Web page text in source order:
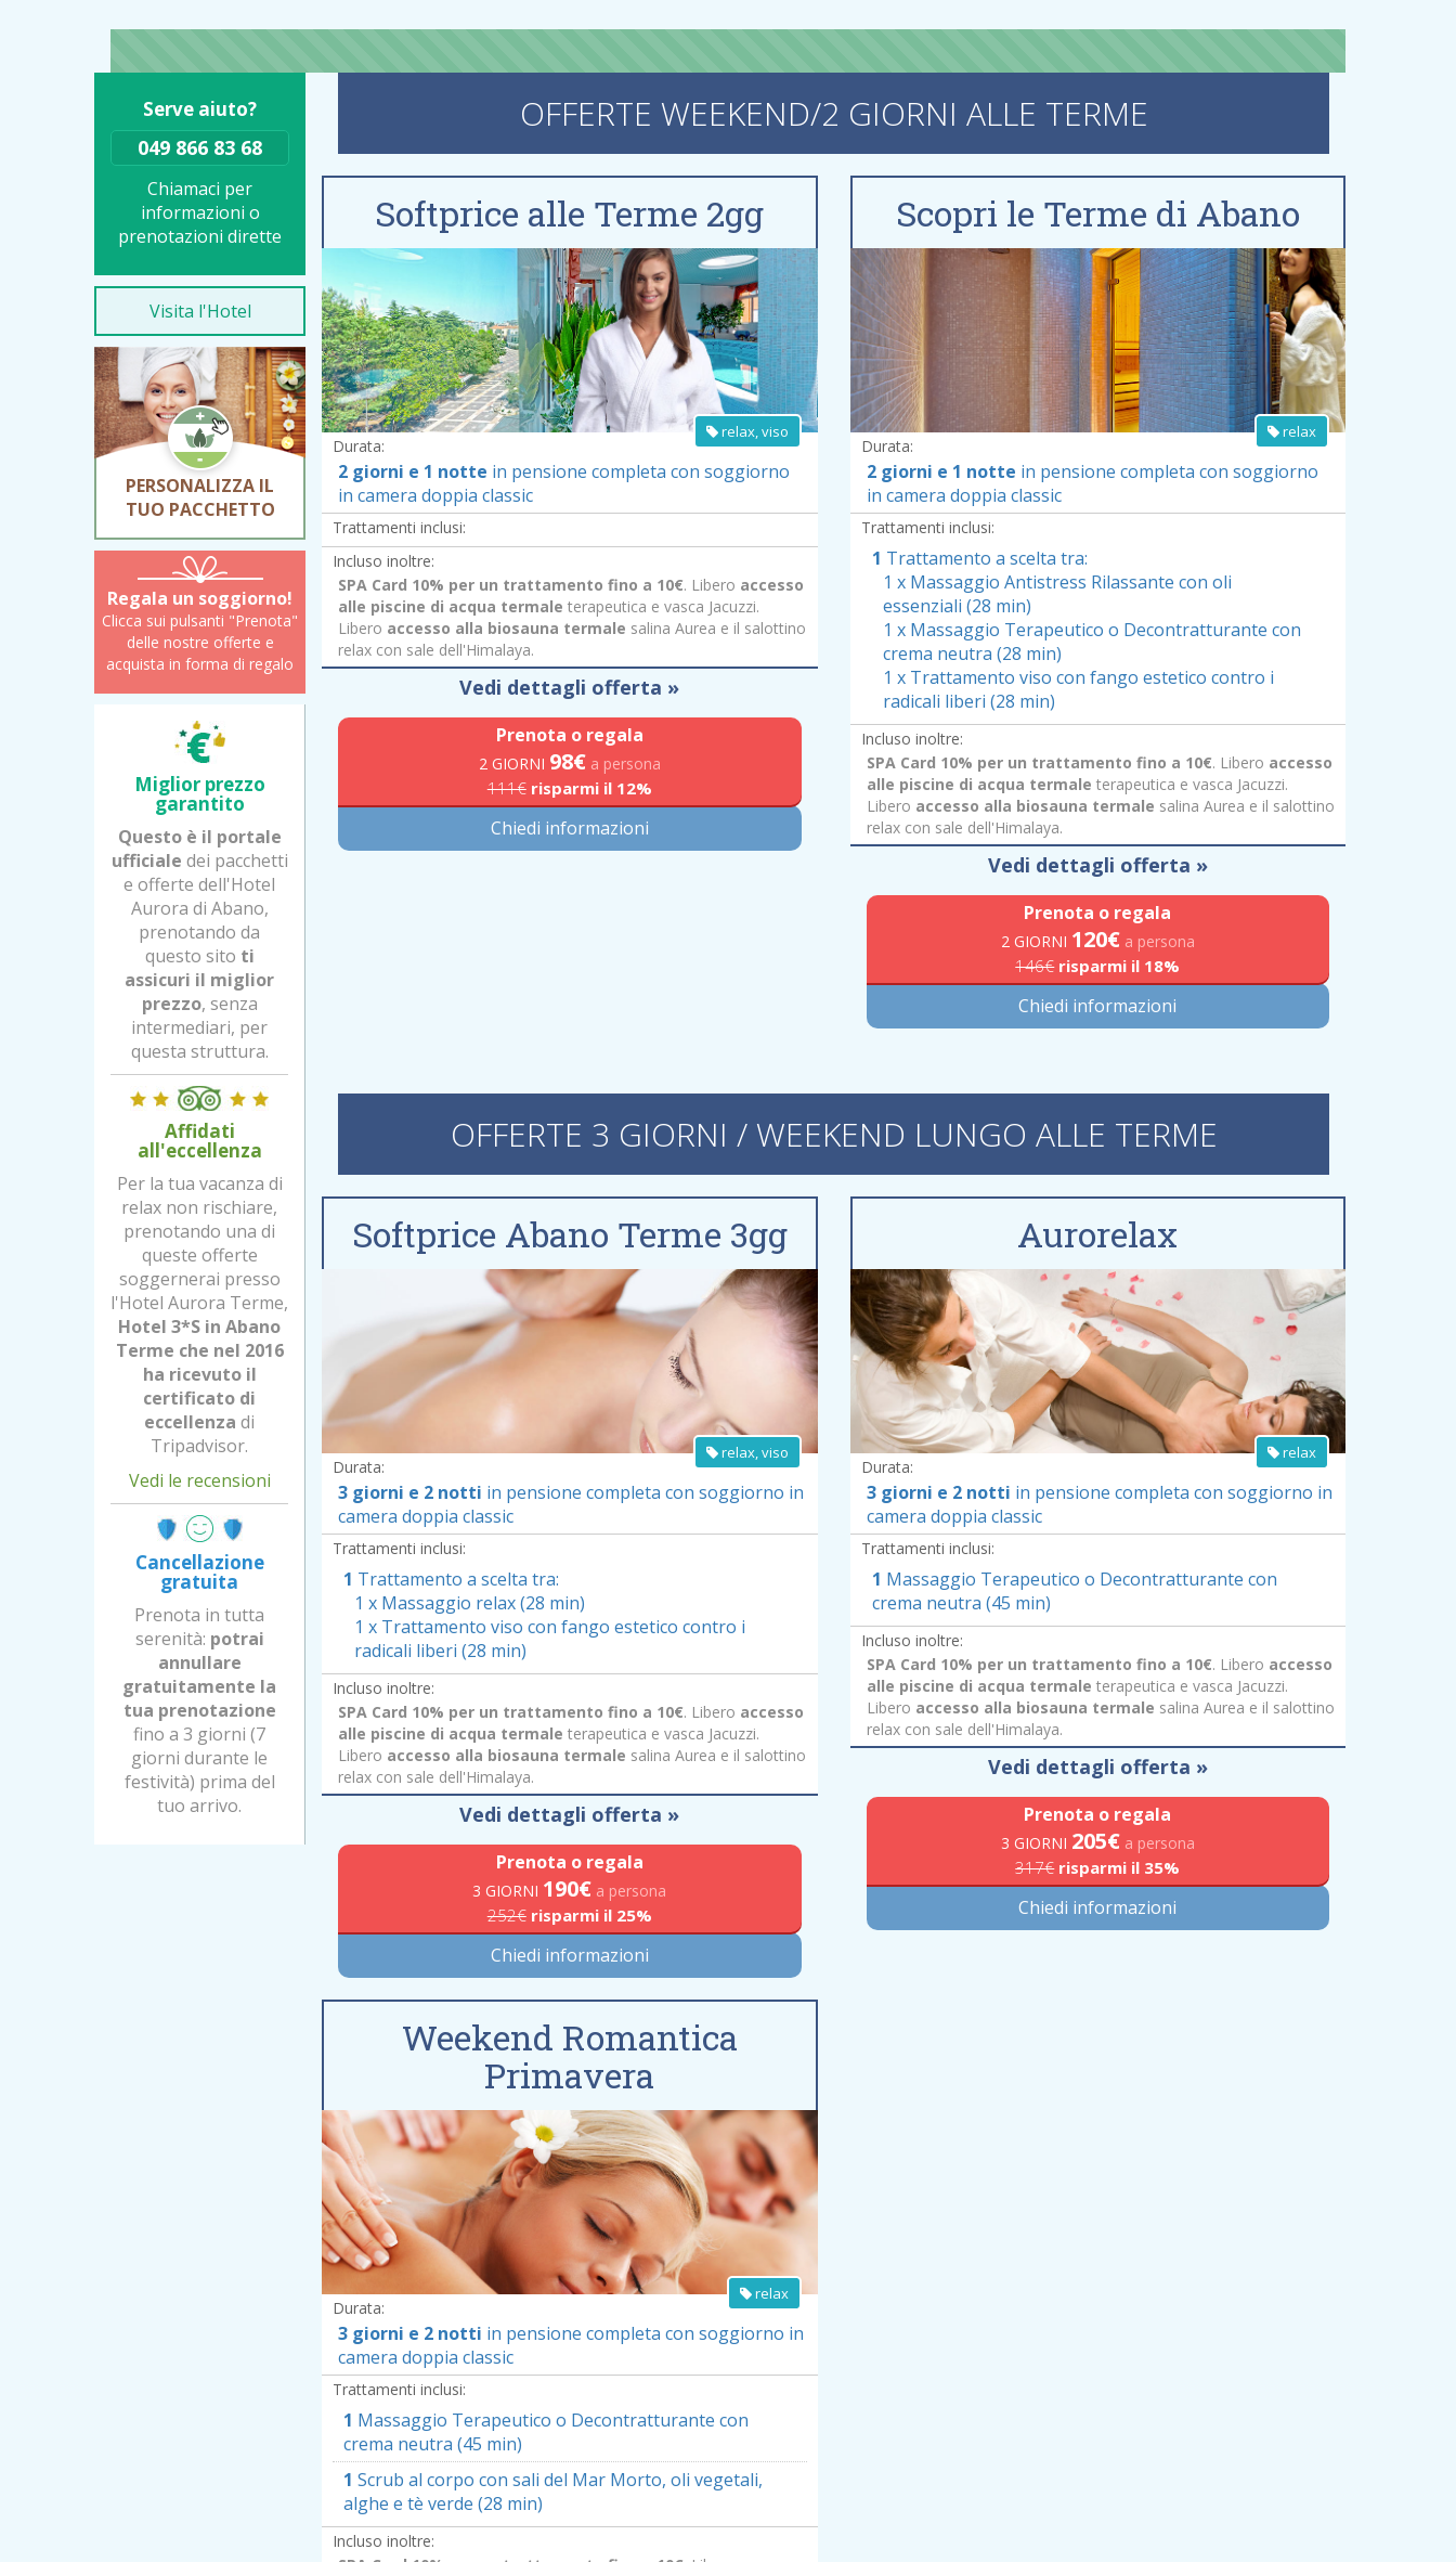
Serve aiuto?
049 866 83 68
Chiamaci per
informazioni o
prenotazioni dirette
Visita l'Hotel
PERSONALIZZA IL
TUO PACCHETTO
Regala un soggiorno!
Clicca sui pulsanti "Prenota"
delle nostre offerte e
acquista in forma di regalo
Miglior prezzo
garantito
Questo è il portale
ufficiale dei pacchetti
e offerte dell'Hotel
Aurora di Abano,
prenotando da
questo sito ti
assicuri il miglior
prezzo, senza
intermediari, per
questa struttura.
Affidati
all'eccellenza
Per la tua vacanza di
relax non rischiare,
prenotando una di
queste offerte
soggernerai presso
l'Hotel Aurora Terme,
Hotel 3*S in Abano
Terme che nel 2016
ha ricevuto il
certificato di
eccellenza di
Tripadvisor.
Vedi le recensioni
Cancellazione
gratuita
Prenota in tutta
serenità: potrai
annullare
gratuitamente la
tua prenotazione
fino a 3 giorni (7
giorni durante le
festività) prima del
tuo arrivo.
OFFERTE WEEKEND/2 GIORNI ALLE TERME
Softprice alle Terme 2gg
Vedi dettagli offerta »
relax, viso
Durata:
2 giorni e 1 notte in pensione completa con soggiorno
in camera doppia classic
Trattamenti inclusi:
Incluso inoltre:
SPA Card 10% per un trattamento fino a 10€. Libero accesso
alle piscine di acqua termale terapeutica e vasca Jacuzzi.
Libero accesso alla biosauna termale salina Aurea e il salottino
relax con sale dell'Himalaya.
Vedi dettagli offerta »
Prenota o regala
2 GIORNI 98€ a persona
111€risparmi il 12%
Chiedi informazioni
Scopri le Terme di Abano
Vedi dettagli offerta »
relax
Durata:
2 giorni e 1 notte in pensione completa con soggiorno
in camera doppia classic
Trattamenti inclusi:
1 Trattamento a scelta tra:
1 x Massaggio Antistress Rilassante con oli
essenziali (28 min)
1 x Massaggio Terapeutico o Decontratturante con
crema neutra (28 min)
1 x Trattamento viso con fango estetico contro i
radicali liberi (28 min)
Incluso inoltre:
SPA Card 10% per un trattamento fino a 10€. Libero accesso
alle piscine di acqua termale terapeutica e vasca Jacuzzi.
Libero accesso alla biosauna termale salina Aurea e il salottino
relax con sale dell'Himalaya.
Vedi dettagli offerta »
Prenota o regala
2 GIORNI 120€ a persona
146€risparmi il 18%
Chiedi informazioni
OFFERTE 3 GIORNI / WEEKEND LUNGO ALLE TERME
Softprice Abano Terme 3gg
Vedi dettagli offerta »
relax, viso
Durata:
3 giorni e 2 notti in pensione completa con soggiorno in
camera doppia classic
Trattamenti inclusi:
1 Trattamento a scelta tra:
1 x Massaggio relax (28 min)
1 x Trattamento viso con fango estetico contro i
radicali liberi (28 min)
Incluso inoltre:
SPA Card 10% per un trattamento fino a 10€. Libero accesso
alle piscine di acqua termale terapeutica e vasca Jacuzzi.
Libero accesso alla biosauna termale salina Aurea e il salottino
relax con sale dell'Himalaya.
Vedi dettagli offerta »
Prenota o regala
3 GIORNI 190€ a persona
252€risparmi il 25%
Chiedi informazioni
Aurorelax
Vedi dettagli offerta »
relax
Durata:
3 giorni e 2 notti in pensione completa con soggiorno in
camera doppia classic
Trattamenti inclusi:
1 Massaggio Terapeutico o Decontratturante con
crema neutra (45 min)
Incluso inoltre:
SPA Card 10% per un trattamento fino a 10€. Libero accesso
alle piscine di acqua termale terapeutica e vasca Jacuzzi.
Libero accesso alla biosauna termale salina Aurea e il salottino
relax con sale dell'Himalaya.
Vedi dettagli offerta »
Prenota o regala
3 GIORNI 205€ a persona
317€risparmi il 35%
Chiedi informazioni
Weekend Romantica
Primavera
Vedi dettagli offerta »
relax
Durata:
3 giorni e 2 notti in pensione completa con soggiorno in
camera doppia classic
Trattamenti inclusi:
1 Massaggio Terapeutico o Decontratturante con
crema neutra (45 min)
1 Scrub al corpo con sali del Mar Morto, oli vegetali,
alghe e tè verde (28 min)
Incluso inoltre: